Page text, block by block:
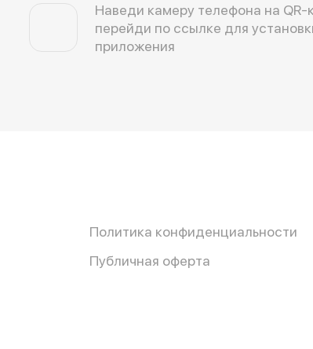
Наведи камеру телефона на QR-
перейди по ссылке для
приложения
Политика конфиденциальности
Публичная оферта